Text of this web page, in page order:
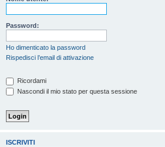
Password:
Ho dimenticato la password
Rispedisci l’email di attivazione
Ricordami
Nascondi il mio stato per questa sessione
ISCRIVITI